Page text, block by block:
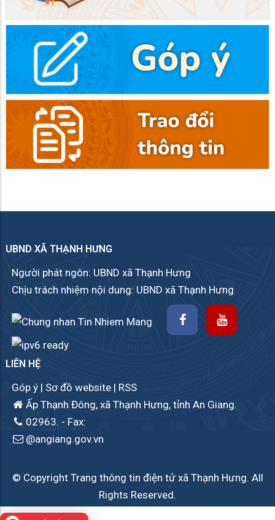
UBND XÃ THẠNH HƯNG
Người phát ngôn: UBND xã Thạnh Hưng
Chịu trách nhiệm nội dung: UBND xã Thạnh Hưng
LIÊN HỆ
Góp ý | Sơ đồ website | RSS
Ấp Thạnh Đông, xã Thạnh Hưng, tỉnh An Giang.
02963. - Fax:
@angiang.gov.vn
© Copyright Trang thông tin điện tử xã Thạnh Hưng. All
Rights Reserved.